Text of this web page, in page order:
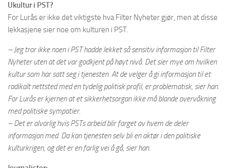
Ukultur i PST?
For Lurås er ikke det viktigste hva Filter Nyheter gjør, men at disse
lekkasjene sier noe om kulturen i PST.
– Jeg tror ikke noen i PST hadde lekket så sensitiv informasjon til Filter
Nyheter uten at det var godkjent på høyt nivå. Det sier mye om hvilken
kultur som har satt seg i tjenesten. At de velger å gi informasjon til et
radikalt nettsted med en tydelig politisk profil, er problematisk, sier han.
For Lurås er kjernen at et sikkerhetsorgan ikke må blande overvåkning
med politiske sympatier.
– Det er alvorlig hvis PSTs arbeid blir farget av hvem de deler
informasjon med. Da kan tjenesten selv bli en aktør i den politiske
kulturkrigen, og det er en farlig vei å gå, sier han.